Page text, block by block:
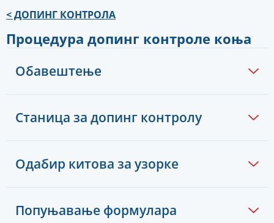
то
тхе
цонтент
< ДОПИНГ КОНТРОЛА
Процедура допинг контроле коња
Обавештење
Станица за допинг контролу
Одабир китова за узорке
Попуњавање формулара